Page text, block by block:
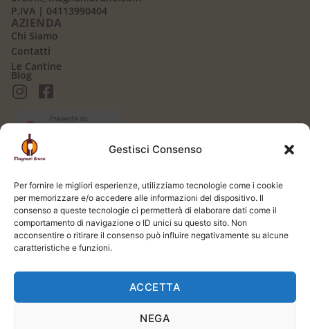
Gestisci Consenso
Per fornire le migliori esperienze, utilizziamo tecnologie come i cookie
per memorizzare e/o accedere alle informazioni del dispositivo. Il
consenso a queste tecnologie ci permetterà di elaborare dati come il
comportamento di navigazione o ID unici su questo sito. Non
acconsentire o ritirare il consenso può influire negativamente su alcune
caratteristiche e funzioni.
ACCETTA
NEGA
P.IVA | 04113990404
AZIENDA
Chi Siamo
Contatti
Le Cantine
Blog
AREA CLIENTI
Login / Logout
Carrello
Registrati
Spedizione e Consegna
LEGALE
Privacy Policy